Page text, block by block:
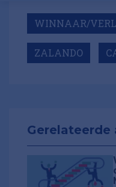
WINNAAR/
ZALANDO
Gerelateerde